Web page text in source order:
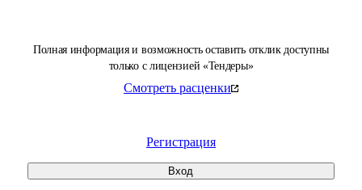
Полная информация и возможность оставить отклик доступны
только с лицензией «Тендеры»
Смотреть расценки
Регистрация
Вход